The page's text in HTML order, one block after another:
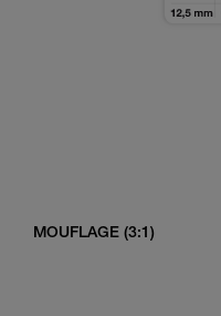
MOUFLAGE (3:1)